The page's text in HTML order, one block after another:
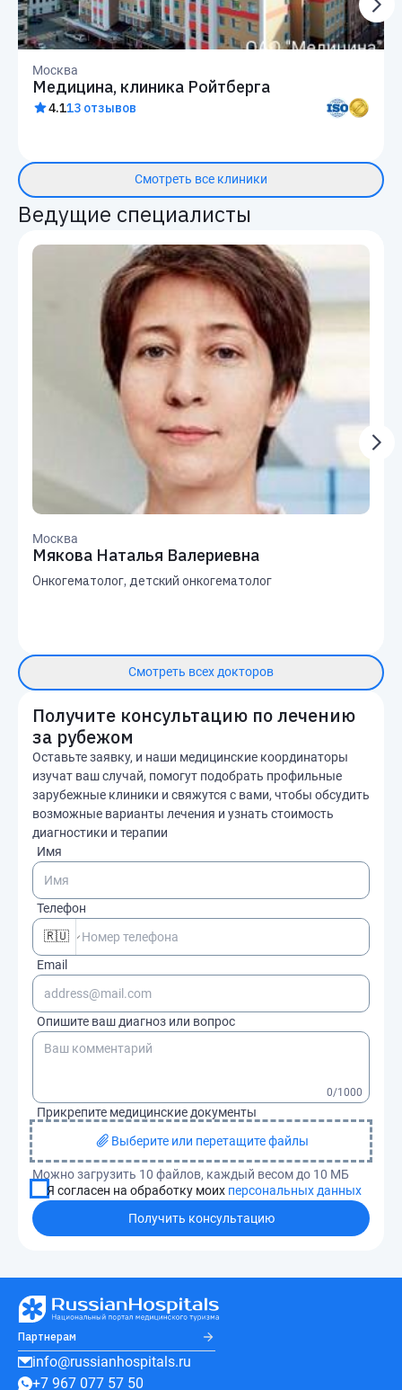
Москва
Медицина, клиника Ройтберга
4.113 отзывов
Смотреть все клиники
Ведущие специалисты
Москва
Мякова Наталья Валериевна
Онкогематолог, детский онкогематолог
Смотреть всех докторов
Получите консультацию по лечению
за рубежом
Оставьте заявку, и наши медицинские координаторы
изучат ваш случай, помогут подобрать профильные
зарубежные клиники и свяжутся с вами, чтобы обсудить
возможные варианты лечения и узнать стоимость
диагностики и терапии
Имя
Телефон
🇷🇺
Email
Опишите ваш диагноз или вопрос
0/1000
Прикрепите медицинские документы
Выберите или перетащите файлы
Можно загрузить 10 файлов, каждый весом до 10 МБ
Я согласен на обработку моих персональных данных
Получить консультацию
Партнерам
info@russianhospitals.ru
+7 967 077 57 50